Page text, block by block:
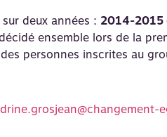
deux années : 2014-2015
ensemble lors de la
personnes inscrites au